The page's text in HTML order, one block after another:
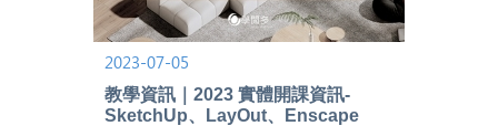
2023-07-05
教學資訊｜2023 實體開課資訊-
SketchUp、LayOut、Enscape